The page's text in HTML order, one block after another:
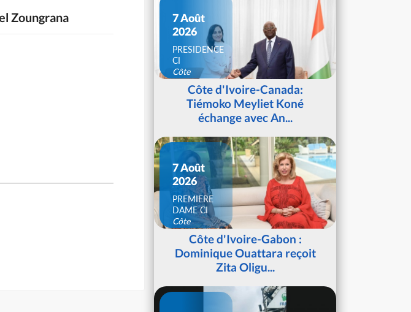
Zoungrana
7 Août
2026
PRESIDENCE
CI
Côte
d'IvoireCôte d'Ivoire-Canada:
Tiémoko Meyliet Koné
échange avec An...
7 Août
2026
PREMIERE
DAME CI
Côte
d'IvoireCôte d'Ivoire-Gabon :
Dominique Ouattara reçoit
Zita Oligu...